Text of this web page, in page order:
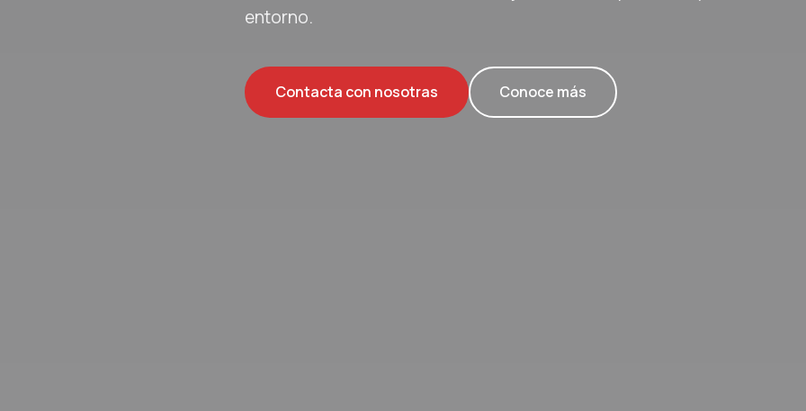
entorno.
Contacta con nosotras Conoce más